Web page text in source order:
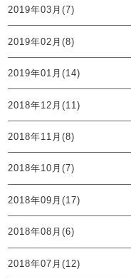
2019年03月(7)
2019年02月(8)
2019年01月(14)
2018年12月(11)
2018年11月(8)
2018年10月(7)
2018年09月(17)
2018年08月(6)
2018年07月(12)